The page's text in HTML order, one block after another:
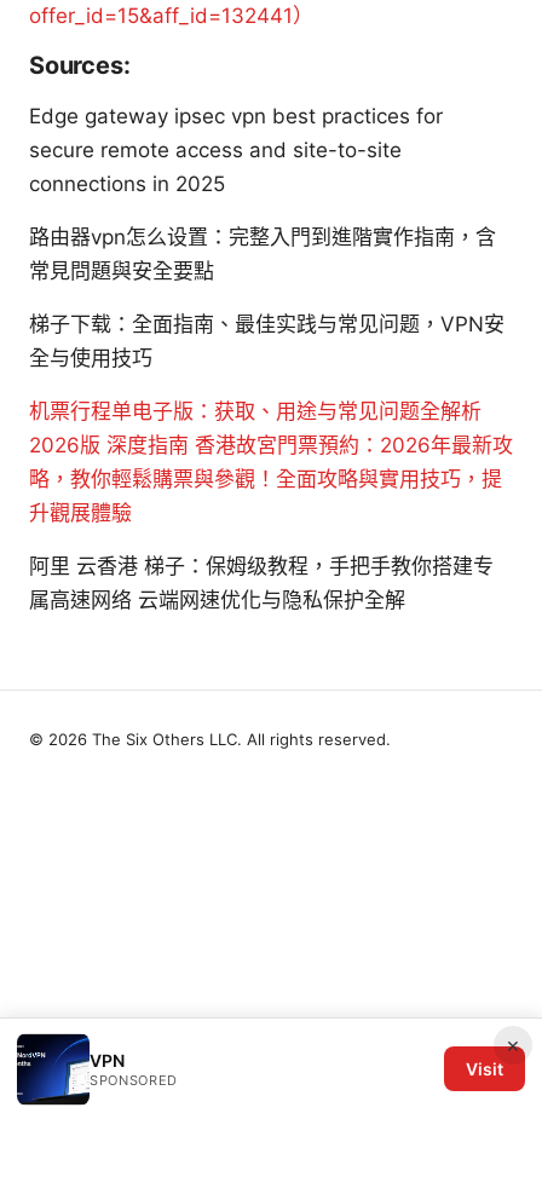
offer_id=15&aff_id=132441）
Sources:
Edge gateway ipsec vpn best practices for
secure remote access and site-to-site
connections in 2025
路由器vpn怎么设置：完整入門到進階實作指南，含
常見問題與安全要點
梯子下载：全面指南、最佳实践与常见问题，VPN安
全与使用技巧
机票行程单电子版：获取、用途与常见问题全解析
2026版 深度指南 香港故宮門票預約：2026年最新攻
略，教你輕鬆購票與參觀！全面攻略與實用技巧，提
升觀展體驗
阿里 云香港 梯子：保姆级教程，手把手教你搭建专
属高速网络 云端网速优化与隐私保护全解
×
VPN
SPONSORED
Visit
© 2026 The Six Others LLC. All rights reserved.